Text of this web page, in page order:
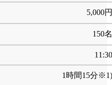
5,000円
150名
11:30
1時間15分※1)